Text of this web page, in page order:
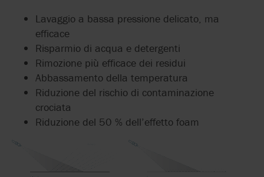
Lavaggio a bassa pressione delicato, ma
efficace
Risparmio di acqua e detergenti
Rimozione più efficace dei residui
Abbassamento della temperatura
Riduzione del rischio di contaminazione
crociata
Riduzione del 50 % dell’effetto foam